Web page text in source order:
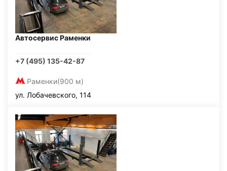
Автосервис Раменки
+7 (495) 135-42-87
Раменки(900 м)
ул. Лобачевского, 114